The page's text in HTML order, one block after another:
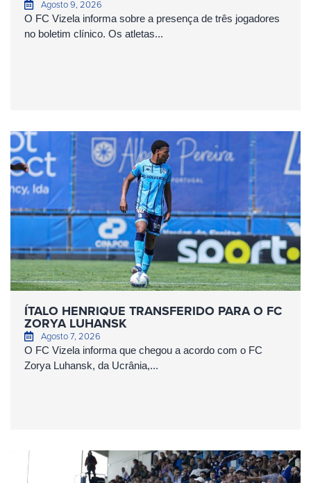
Agosto 9, 2026
O FC Vizela informa sobre a presença de três jogadores
no boletim clínico. Os atletas...
ÍTALO HENRIQUE TRANSFERIDO PARA O FC
ZORYA LUHANSK
Agosto 7, 2026
O FC Vizela informa que chegou a acordo com o FC
Zorya Luhansk, da Ucrânia,...